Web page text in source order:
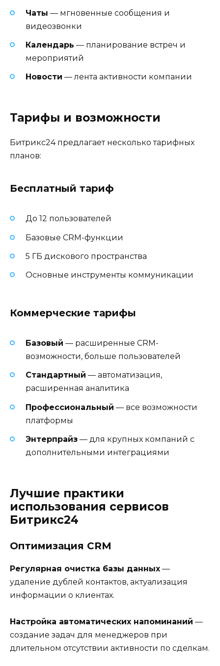
Чаты — мгновенные сообщения и
видеозвонки
Календарь — планирование встреч и
мероприятий
Новости — лента активности компании
Тарифы и возможности
Битрикс24 предлагает несколько тарифных
планов:
Бесплатный тариф
До 12 пользователей
Базовые CRM-функции
5 ГБ дискового пространства
Основные инструменты коммуникации
Коммерческие тарифы
Базовый — расширенные CRM-
возможности, больше пользователей
Стандартный — автоматизация,
расширенная аналитика
Профессиональный — все возможности
платформы
Энтерпрайз — для крупных компаний с
дополнительными интеграциями
Лучшие практики
использования сервисов
Битрикс24
Оптимизация CRM
Регулярная очистка базы данных —
удаление дублей контактов, актуализация
информации о клиентах.
Настройка автоматических напоминаний —
создание задач для менеджеров при
длительном отсутствии активности по сделкам.